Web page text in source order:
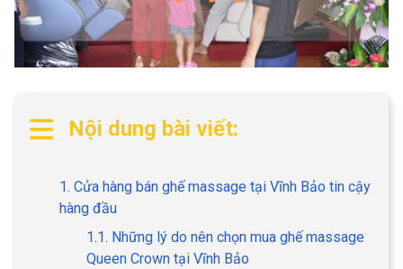
Nội dung bài viết:
1. Cửa hàng bán ghế massage tại Vĩnh Bảo tin cậy
hàng đầu
1.1. Những lý do nên chọn mua ghế massage
Queen Crown tại Vĩnh Bảo